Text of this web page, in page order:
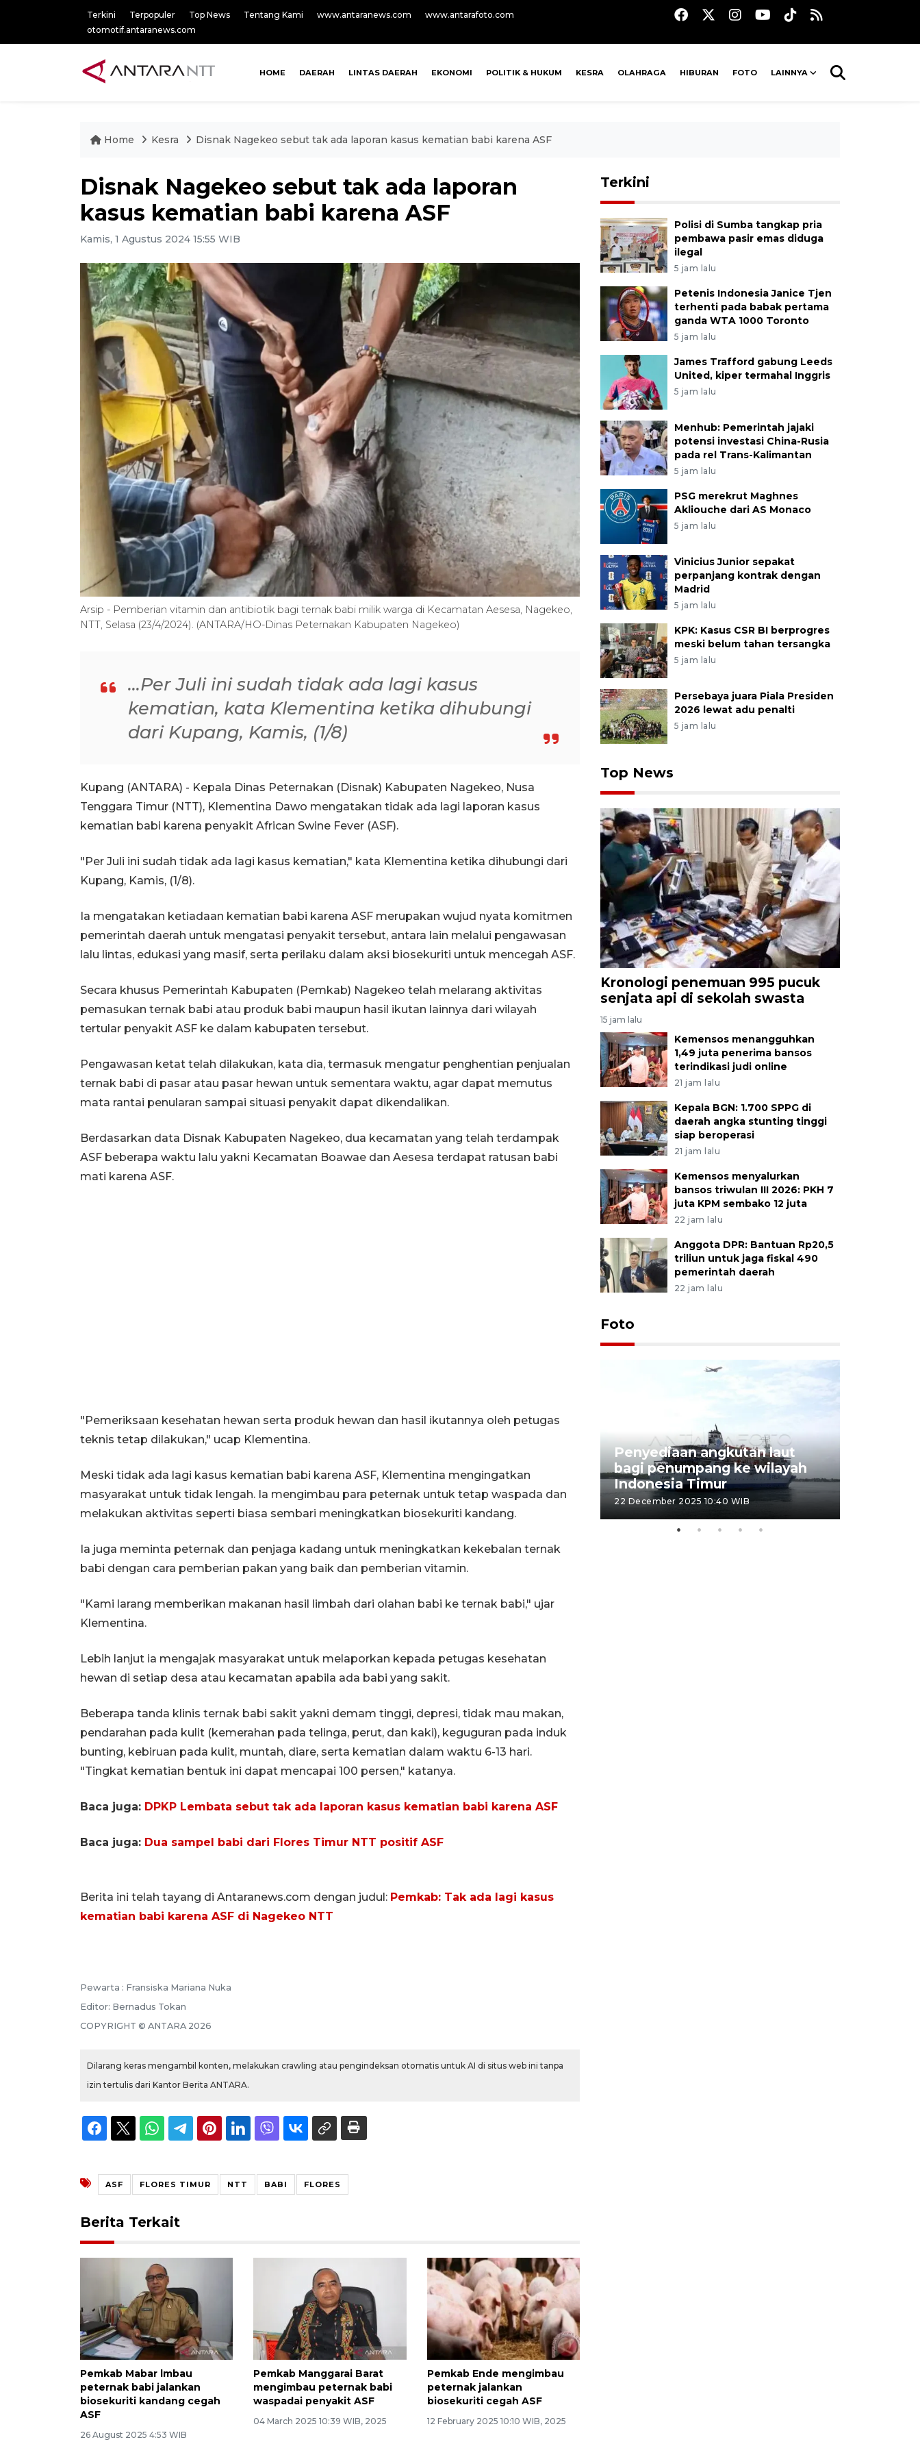
Terkini Terpopuler Top News Tentang Kami www.antaranews.com
www.antarafoto.com
otomotif.antaranews.com
HOME DAERAH LINTAS DAERAH EKONOMI POLITIK & HUKUM KESRA OLAHRAGA HIBURAN FOTO LAINNYA
Home Kesra Disnak Nagekeo sebut tak ada laporan kasus kematian babi karena ASF
Disnak Nagekeo sebut tak ada laporan
kasus kematian babi karena ASF
Kamis, 1 Agustus 2024 15:55 WIB
Arsip - Pemberian vitamin dan antibiotik bagi ternak babi milik warga di Kecamatan Aesesa, Nagekeo,
NTT, Selasa (23/4/2024). (ANTARA/HO-Dinas Peternakan Kabupaten Nagekeo)
...Per Juli ini sudah tidak ada lagi kasus
kematian, kata Klementina ketika dihubungi
dari Kupang, Kamis, (1/8)
Kupang (ANTARA) - Kepala Dinas Peternakan (Disnak) Kabupaten Nagekeo, Nusa
Tenggara Timur (NTT), Klementina Dawo mengatakan tidak ada lagi laporan kasus
kematian babi karena penyakit African Swine Fever (ASF).
"Per Juli ini sudah tidak ada lagi kasus kematian," kata Klementina ketika dihubungi dari
Kupang, Kamis, (1/8).
Ia mengatakan ketiadaan kematian babi karena ASF merupakan wujud nyata komitmen
pemerintah daerah untuk mengatasi penyakit tersebut, antara lain melalui pengawasan
lalu lintas, edukasi yang masif, serta perilaku dalam aksi biosekuriti untuk mencegah ASF.
Secara khusus Pemerintah Kabupaten (Pemkab) Nagekeo telah melarang aktivitas
pemasukan ternak babi atau produk babi maupun hasil ikutan lainnya dari wilayah
tertular penyakit ASF ke dalam kabupaten tersebut.
Pengawasan ketat telah dilakukan, kata dia, termasuk mengatur penghentian penjualan
ternak babi di pasar atau pasar hewan untuk sementara waktu, agar dapat memutus
mata rantai penularan sampai situasi penyakit dapat dikendalikan.
Berdasarkan data Disnak Kabupaten Nagekeo, dua kecamatan yang telah terdampak
ASF beberapa waktu lalu yakni Kecamatan Boawae dan Aesesa terdapat ratusan babi
mati karena ASF.
"Pemeriksaan kesehatan hewan serta produk hewan dan hasil ikutannya oleh petugas
teknis tetap dilakukan," ucap Klementina.
Meski tidak ada lagi kasus kematian babi karena ASF, Klementina mengingatkan
masyarakat untuk tidak lengah. Ia mengimbau para peternak untuk tetap waspada dan
melakukan aktivitas seperti biasa sembari meningkatkan biosekuriti kandang.
Ia juga meminta peternak dan penjaga kadang untuk meningkatkan kekebalan ternak
babi dengan cara pemberian pakan yang baik dan pemberian vitamin.
"Kami larang memberikan makanan hasil limbah dari olahan babi ke ternak babi," ujar
Klementina.
Lebih lanjut ia mengajak masyarakat untuk melaporkan kepada petugas kesehatan
hewan di setiap desa atau kecamatan apabila ada babi yang sakit.
Beberapa tanda klinis ternak babi sakit yakni demam tinggi, depresi, tidak mau makan,
pendarahan pada kulit (kemerahan pada telinga, perut, dan kaki), keguguran pada induk
bunting, kebiruan pada kulit, muntah, diare, serta kematian dalam waktu 6-13 hari.
"Tingkat kematian bentuk ini dapat mencapai 100 persen," katanya.
Baca juga: DPKP Lembata sebut tak ada laporan kasus kematian babi karena ASF
Baca juga: Dua sampel babi dari Flores Timur NTT positif ASF
Berita ini telah tayang di Antaranews.com dengan judul: Pemkab: Tak ada lagi kasus
kematian babi karena ASF di Nagekeo NTT
Pewarta : Fransiska Mariana Nuka
Editor: Bernadus Tokan
COPYRIGHT © ANTARA 2026
Dilarang keras mengambil konten, melakukan crawling atau pengindeksan otomatis untuk AI di situs web ini tanpa
izin tertulis dari Kantor Berita ANTARA.
ASF FLORES TIMUR NTT BABI FLORES
Berita Terkait
Pemkab Mabar lmbau
peternak babi jalankan
biosekuriti kandang cegah
ASF
26 August 2025 4:53 WIB
Pemkab Manggarai Barat
mengimbau peternak babi
waspadai penyakit ASF
04 March 2025 10:39 WIB, 2025
Pemkab Ende mengimbau
peternak jalankan
biosekuriti cegah ASF
12 February 2025 10:10 WIB, 2025
Terkini
Polisi di Sumba tangkap pria
pembawa pasir emas diduga
ilegal
5 jam lalu
Petenis Indonesia Janice Tjen
terhenti pada babak pertama
ganda WTA 1000 Toronto
5 jam lalu
James Trafford gabung Leeds
United, kiper termahal Inggris
5 jam lalu
Menhub: Pemerintah jajaki
potensi investasi China-Rusia
pada rel Trans-Kalimantan
5 jam lalu
PSG merekrut Maghnes
Akliouche dari AS Monaco
5 jam lalu
Vinicius Junior sepakat
perpanjang kontrak dengan
Madrid
5 jam lalu
KPK: Kasus CSR BI berprogres
meski belum tahan tersangka
5 jam lalu
Persebaya juara Piala Presiden
2026 lewat adu penalti
5 jam lalu
Top News
Kronologi penemuan 995 pucuk
senjata api di sekolah swasta
15 jam lalu
Kemensos menangguhkan
1,49 juta penerima bansos
terindikasi judi online
21 jam lalu
Kepala BGN: 1.700 SPPG di
daerah angka stunting tinggi
siap beroperasi
21 jam lalu
Kemensos menyalurkan
bansos triwulan III 2026: PKH 7
juta KPM sembako 12 juta
22 jam lalu
Anggota DPR: Bantuan Rp20,5
triliun untuk jaga fiskal 490
pemerintah daerah
22 jam lalu
Foto
Pelepasan Tukik di Pantai
Kelapa Tinggi
14 September 2025 9:27 WIB
Penyediaan angkutan laut
bagi penumpang ke wilayah
Indonesia Timur
22 December 2025 10:40 WIB